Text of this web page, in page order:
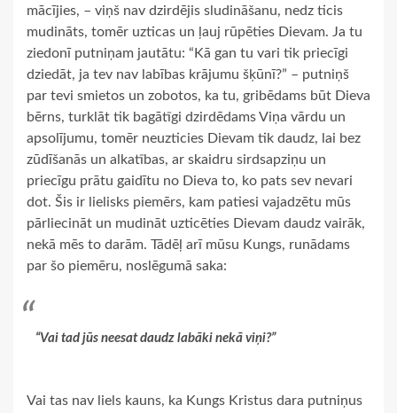
mācījies, – viņš nav dzirdējis sludināšanu, nedz ticis
mudināts, tomēr uzticas un ļauj rūpēties Dievam. Ja tu
ziedonī putniņam jautātu: “Kā gan tu vari tik priecīgi
dziedāt, ja tev nav labības krājumu šķūnī?” – putniņš
par tevi smietos un zobotos, ka tu, gribēdams būt Dieva
bērns, turklāt tik bagātīgi dzirdēdams Viņa vārdu un
apsolījumu, tomēr neuzticies Dievam tik daudz, lai bez
zūdīšanās un alkatības, ar skaidru sirdsapziņu un
priecīgu prātu gaidītu no Dieva to, ko pats sev nevari
dot. Šis ir lielisks piemērs, kam patiesi vajadzētu mūs
pārliecināt un mudināt uzticēties Dievam daudz vairāk,
nekā mēs to darām. Tādēļ arī mūsu Kungs, runādams
par šo piemēru, noslēgumā saka:
“Vai tad jūs neesat daudz labāki nekā viņi?”
Vai tas nav liels kauns, ka Kungs Kristus dara putniņus